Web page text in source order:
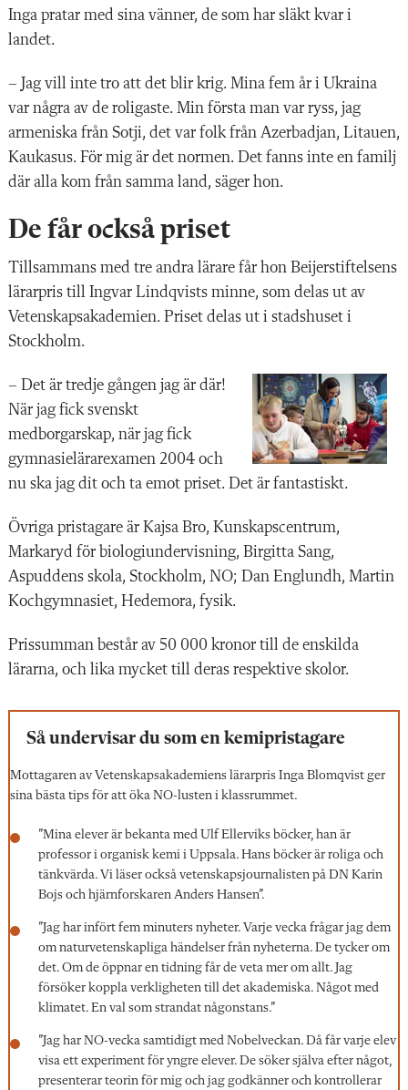
Inga pratar med sina vänner, de som har släkt kvar i
landet.
– Jag vill inte tro att det blir krig. Mina fem år i Ukraina
var några av de roligaste. Min första man var ryss, jag
armeniska från Sotji, det var folk från Azerbadjan, Litauen,
Kaukasus. För mig är det normen. Det fanns inte en familj
där alla kom från samma land, säger hon.
De får också priset
Tillsammans med tre andra lärare får hon Beijerstiftelsens
lärarpris till Ingvar Lindqvists minne, som delas ut av
Vetenskapsakademien. Priset delas ut i stadshuset i
Stockholm.
– Det är tredje gången jag är där!
När jag fick svenskt
medborgarskap, när jag fick
gymnasielärarexamen 2004 och
nu ska jag dit och ta emot priset. Det är fantastiskt.
Övriga pristagare är Kajsa Bro, Kunskapscentrum,
Markaryd för biologiundervisning, Birgitta Sang,
Aspuddens skola, Stockholm, NO; Dan Englundh, Martin
Kochgymnasiet, Hedemora, fysik.
Prissumman består av 50 000 kronor till de enskilda
lärarna, och lika mycket till deras respektive skolor.
Så undervisar du som en kemipristagare
Mottagaren av Vetenskapsakademiens lärarpris Inga Blomqvist ger
sina bästa tips för att öka NO-lusten i klassrummet.
”Mina elever är bekanta med Ulf Ellerviks böcker, han är
professor i organisk kemi i Uppsala. Hans böcker är roliga och
tänkvärda. Vi läser också vetenskapsjournalisten på DN Karin
Bojs och hjärnforskaren Anders Hansen”.
”Jag har infört fem minuters nyheter. Varje vecka frågar jag dem
om naturvetenskapliga händelser från nyheterna. De tycker om
det. Om de öppnar en tidning får de veta mer om allt. Jag
försöker koppla verkligheten till det akademiska. Något med
klimatet. En val som strandat någonstans.”
”Jag har NO-vecka samtidigt med Nobelveckan. Då får varje elev
visa ett experiment för yngre elever. De söker själva efter något,
presenterar teorin för mig och jag godkänner och kontrollerar